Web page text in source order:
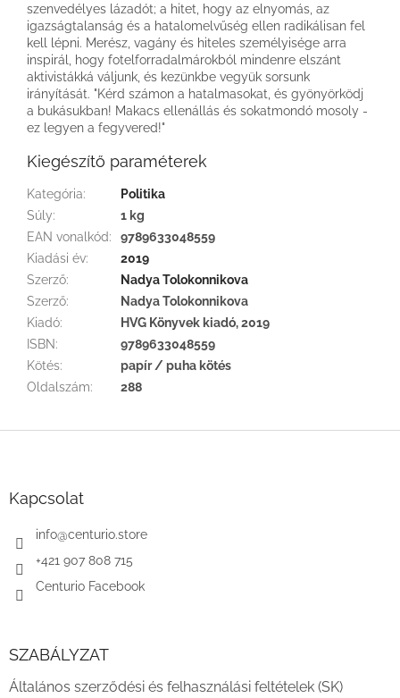
szenvedélyes lázadót; a hitet, hogy az elnyomás, az
igazságtalanság és a hatalomelvűség ellen radikálisan fel
kell lépni. Merész, vagány és hiteles személyisége arra
inspirál, hogy fotelforradalmárokból mindenre elszánt
aktivistákká váljunk, és kezünkbe vegyük sorsunk
irányítását. "Kérd számon a hatalmasokat, és gyönyörködj
a bukásukban! Makacs ellenállás és sokatmondó mosoly -
ez legyen a fegyvered!"
Kiegészítő paraméterek
Kategória:
Politika
Súly:
1 kg
EAN vonalkód:
9789633048559
Kiadási év:
2019
Szerző:
Nadya Tolokonnikova
Szerző:
Nadya Tolokonnikova
Kiadó:
HVG Könyvek kiadó, 2019
ISBN:
9789633048559
Kötés:
papír / puha kötés
Oldalszám: 288
Kapcsolat
info@centurio.store
+421 907 808 715
Centurio Facebook
SZABÁLYZAT
Általános szerződési és felhasználási feltételek (SK)